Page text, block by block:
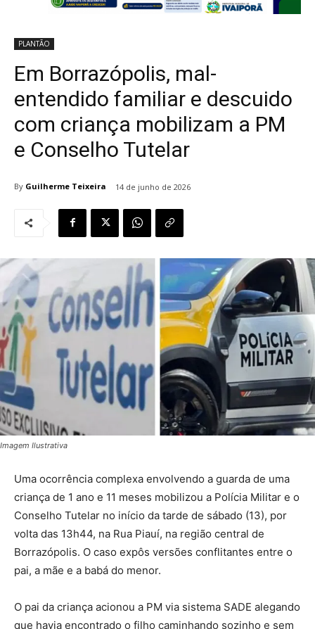
PLANTÃO
Em Borrazópolis, mal-
entendido familiar e descuido
com criança mobilizam a PM
e Conselho Tutelar
By Guilherme Teixeira 14 de junho de 2026
Imagem Ilustrativa
Uma ocorrência complexa envolvendo a guarda de uma
criança de 1 ano e 11 meses mobilizou a Polícia Militar e o
Conselho Tutelar no início da tarde de sábado (13), por
volta das 13h44, na Rua Piauí, na região central de
Borrazópolis. O caso expôs versões conflitantes entre o
pai, a mãe e a babá do menor.
O pai da criança acionou a PM via sistema SADE alegando
que havia encontrado o filho caminhando sozinho e sem